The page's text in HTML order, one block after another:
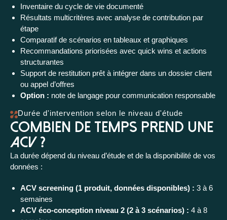
Inventaire du cycle de vie documenté
Résultats multicritères avec analyse de contribution par
étape
Comparatif de scénarios en tableaux et graphiques
Recommandations priorisées avec quick wins et actions
structurantes
Support de restitution prêt à intégrer dans un dossier client
ou appel d’offres
Option : note de langage pour communication responsable
Durée d'intervention selon le niveau d'étude
Combien de temps prend une
ACV ?
La durée dépend du niveau d’étude et de la disponibilité de vos
données :
ACV screening (1 produit, données disponibles) : 3 à 6
semaines
ACV éco-conception niveau 2 (2 à 3 scénarios) : 4 à 8